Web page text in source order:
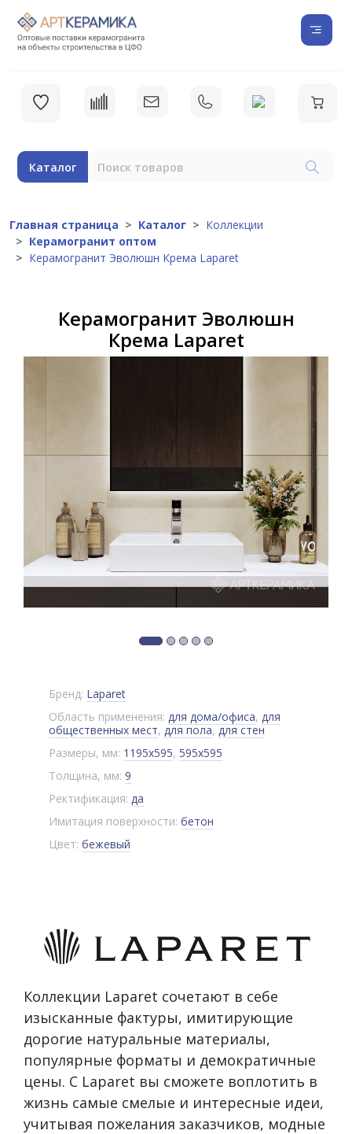
Каталог
Главная страница Каталог
Коллекции
Керамогранит оптом
Керамогранит Эволюшн Крема Laparet
Керамогранит Эволюшн
Крема Laparet
Бренд: Laparet
Область применения: для дома/офиса, для
общественных мест, для пола,для стен
Размеры, мм: 1195x595, 595x595
Толщина, мм: 9
Ректификация: да
Имитация поверхности: бетон
Цвет: бежевый
Коллекции Laparet сочетают в себе
изысканные фактуры, имитирующие
дорогие натуральные материалы,
популярные форматы и демократичные
цены. С Laparet вы сможете воплотить в
жизнь самые смелые и интересные идеи,
учитывая пожелания заказчиков, модные